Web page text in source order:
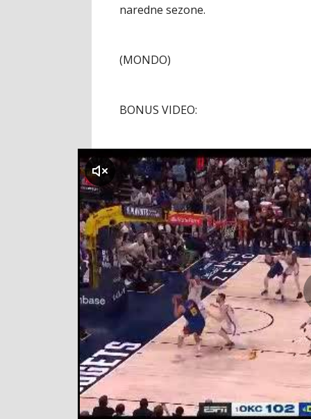
naredne sezone.
(MONDO)
BONUS VIDEO:
klikni za zvuk